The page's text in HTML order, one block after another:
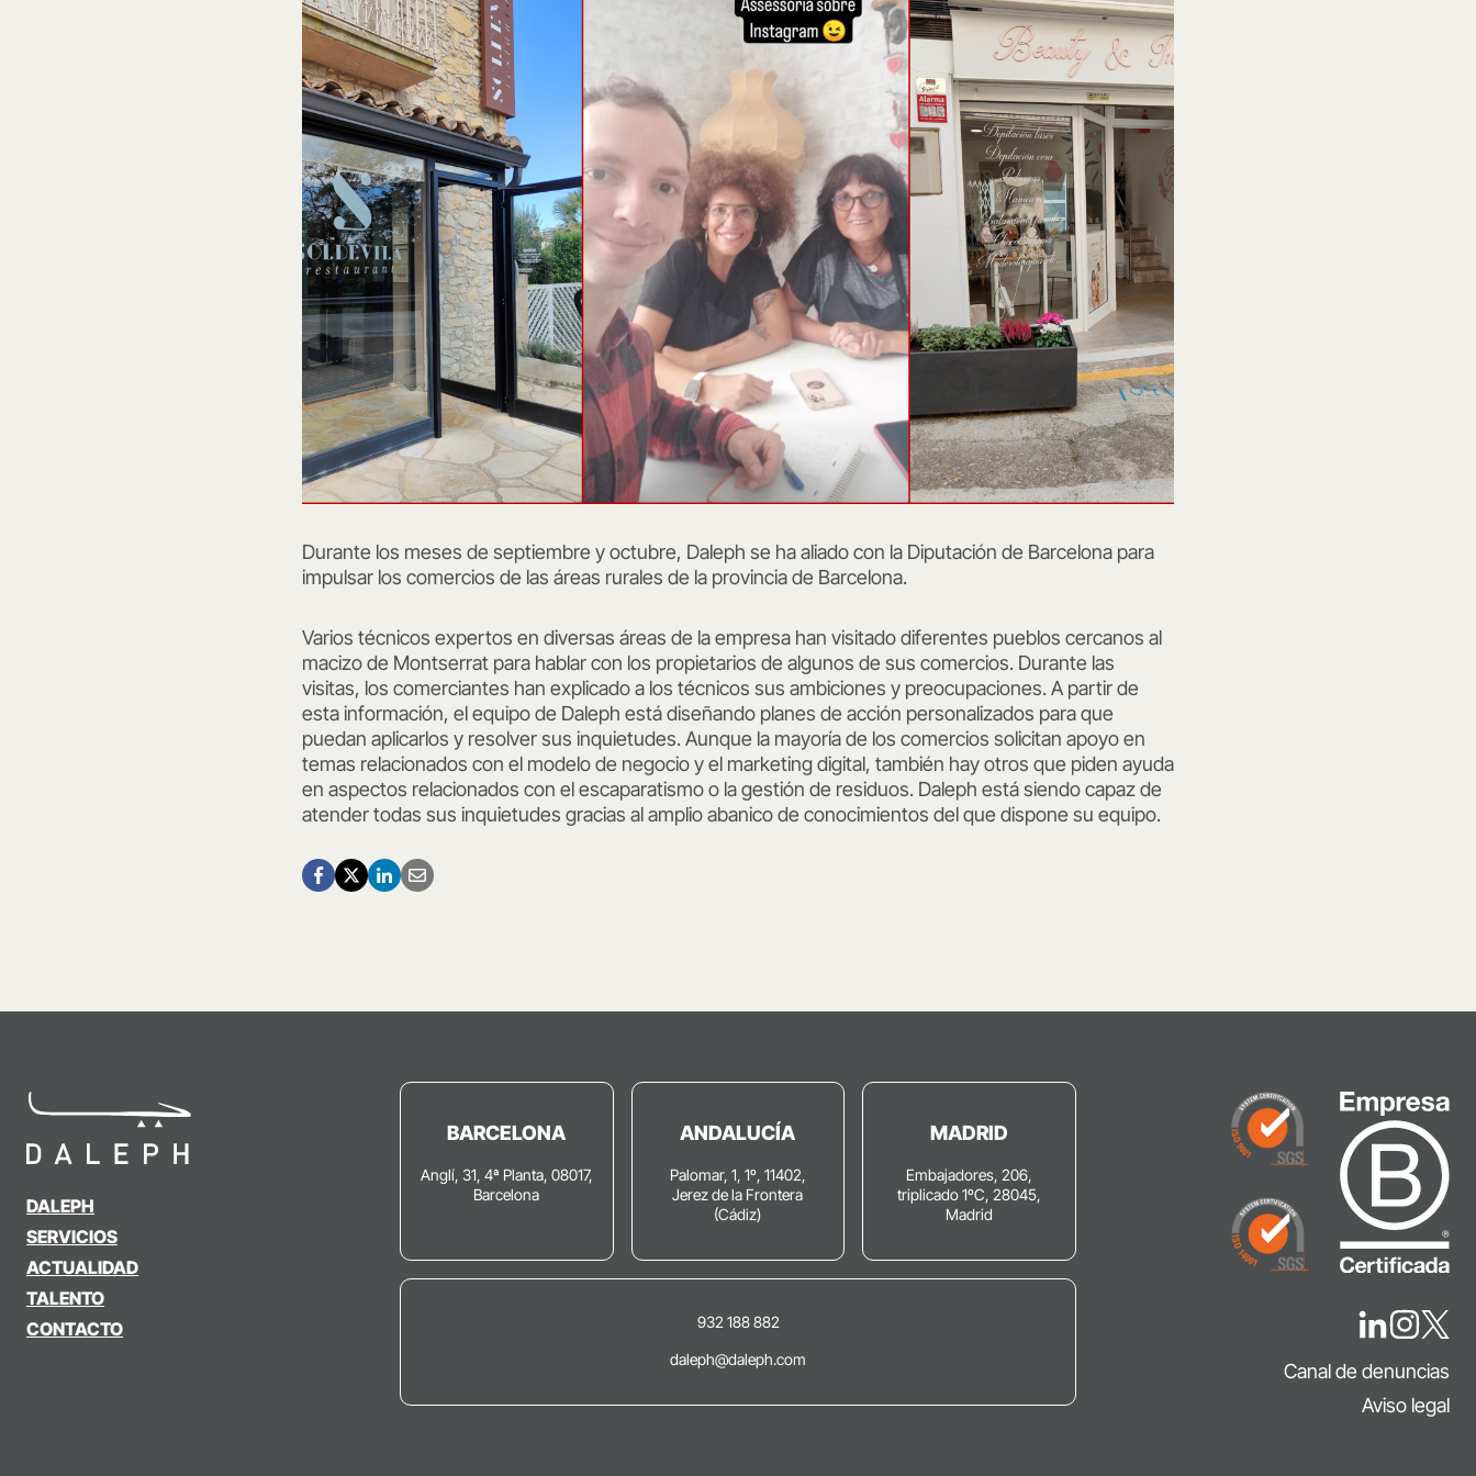
Durante los meses de septiembre y octubre, Daleph se ha aliado con la Diputación de Barcelona para
impulsar los comercios de las áreas rurales de la provincia de Barcelona.
Varios técnicos expertos en diversas áreas de la empresa han visitado diferentes pueblos cercanos al
macizo de Montserrat para hablar con los propietarios de algunos de sus comercios. Durante las
visitas, los comerciantes han explicado a los técnicos sus ambiciones y preocupaciones. A partir de
esta información, el equipo de Daleph está diseñando planes de acción personalizados para que
puedan aplicarlos y resolver sus inquietudes. Aunque la mayoría de los comercios solicitan apoyo en
temas relacionados con el modelo de negocio y el marketing digital, también hay otros que piden ayuda
en aspectos relacionados con el escaparatismo o la gestión de residuos. Daleph está siendo capaz de
atender todas sus inquietudes gracias al amplio abanico de conocimientos del que dispone su equipo.
DALEPH
SERVICIOS
ACTUALIDAD
TALENTO
CONTACTO
BARCELONA
Anglí, 31, 4ª Planta, 08017,
Barcelona
ANDALUCÍA
Palomar, 1, 1º, 11402,
Jerez de la Frontera
(Cádiz)
MADRID
Embajadores, 206,
triplicado 1ºC, 28045,
Madrid
932 188 882
daleph@daleph.com
Canal de denuncias
Aviso legal